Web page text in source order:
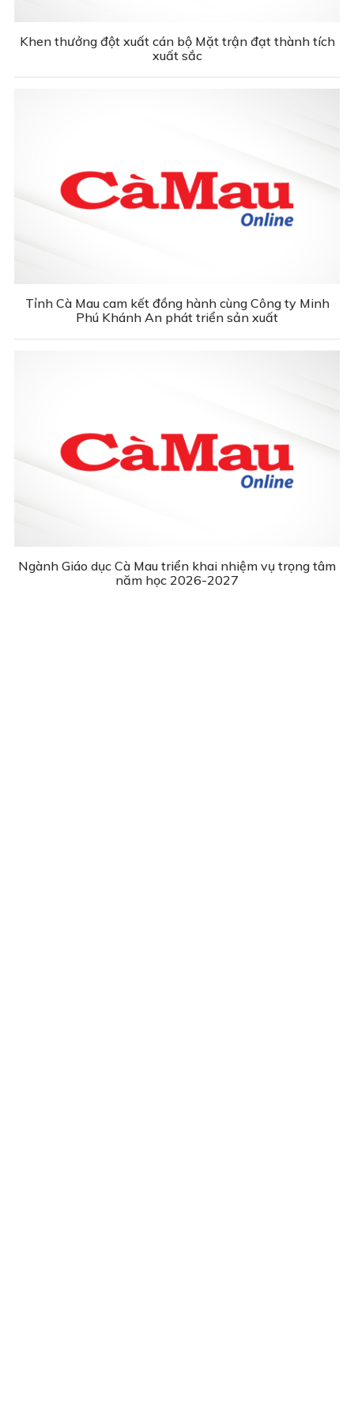
Khen thưởng đột xuất cán bộ Mặt trận đạt thành tích
xuất sắc
Tỉnh Cà Mau cam kết đồng hành cùng Công ty Minh
Phú Khánh An phát triển sản xuất
Ngành Giáo dục Cà Mau triển khai nhiệm vụ trọng tâm
năm học 2026-2027